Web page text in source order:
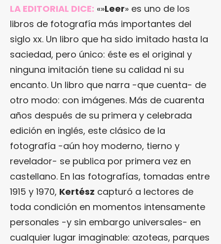
LA EDITORIAL DICE: «»Leer» es uno de los
libros de fotografía más importantes del
siglo xx. Un libro que ha sido imitado hasta la
saciedad, pero único: éste es el original y
ninguna imitación tiene su calidad ni su
encanto. Un libro que narra -que cuenta- de
otro modo: con imágenes. Más de cuarenta
años después de su primera y celebrada
edición en inglés, este clásico de la
fotografía -aún hoy moderno, tierno y
revelador- se publica por primera vez en
castellano. En las fotografías, tomadas entre
1915 y 1970, Kertész capturó a lectores de
toda condición en momentos intensamente
personales -y sin embargo universales- en
cualquier lugar imaginable: azoteas, parques